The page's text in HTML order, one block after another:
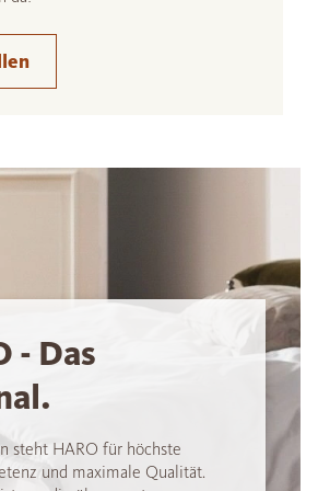
- Das
steht HARO für höchste
und maximale Qualität.